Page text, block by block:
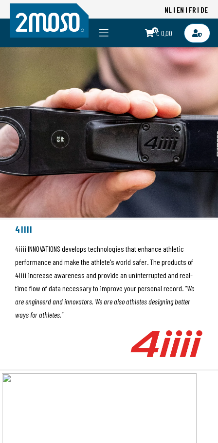
NL EN FR DE
0€ 0,00
4IIII
4iiii INNOVATIONS develops technologies that enhance athletic
performance and make the athlete's world safer. The products of
4iiii increase awareness and provide an uninterrupted and real-
time flow of data necessary to improve your personal record. "We
are engineerd and innovators. We are also athletes designing better
ways for athletes."